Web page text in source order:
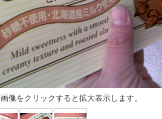
画像をクリックすると拡大表示します。